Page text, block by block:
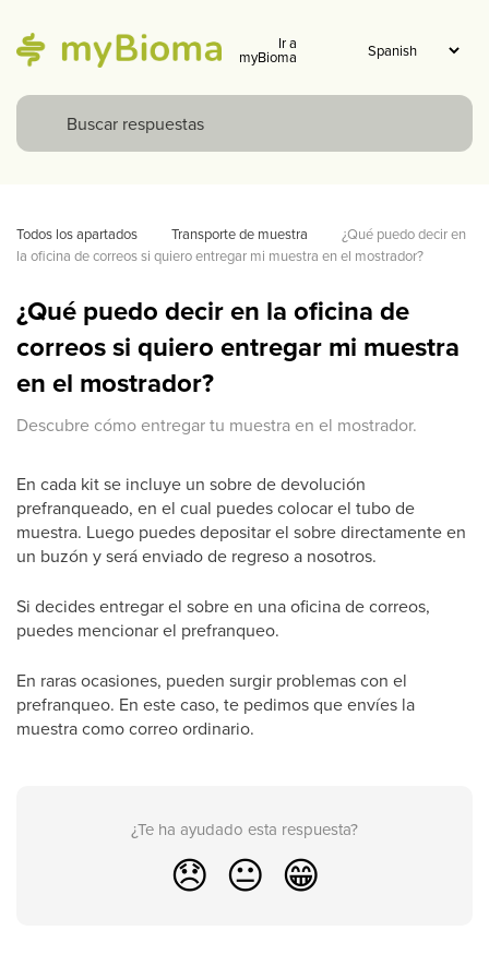
Ir a
myBioma
Todos los apartados Transporte de muestra
¿Qué puedo decir en
la oficina de correos si quiero entregar mi muestra en el mostrador?
¿Qué puedo decir en la oficina de
correos si quiero entregar mi muestra
en el mostrador?
Descubre cómo entregar tu muestra en el mostrador.
En cada kit se incluye un sobre de devolución
prefranqueado, en el cual puedes colocar el tubo de
muestra. Luego puedes depositar el sobre directamente en
un buzón y será enviado de regreso a nosotros.
Si decides entregar el sobre en una oficina de correos,
puedes mencionar el prefranqueo.
En raras ocasiones, pueden surgir problemas con el
prefranqueo. En este caso, te pedimos que envíes la
muestra como correo ordinario.
¿Te ha ayudado esta respuesta?
😞 😐 😁